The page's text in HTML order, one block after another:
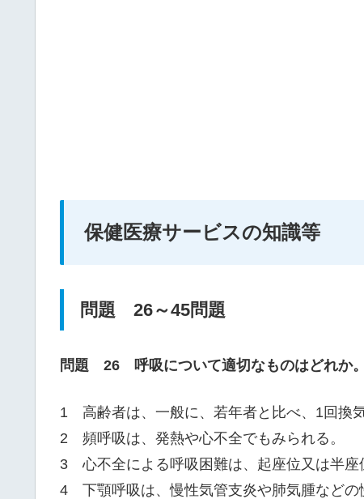
保健医療サービスの知識等
問題 26～45問題
問題 26 呼吸について適切なものはどれか。
1 高齢者は、一般に、若年者と比べ、1回換気
2 頻呼吸は、発熱や心不全でもみられる。
3 心不全による呼吸困難は、起座位又は半座
4 下顎呼吸は、慢性気管支炎や肺気腫などの